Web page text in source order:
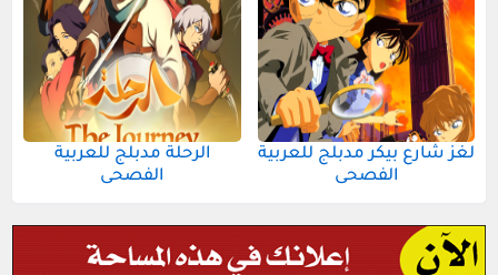
لغز شارع بيكر مدبلج للعربية
الفصحى
الرحلة مدبلج للعربية
الفصحى